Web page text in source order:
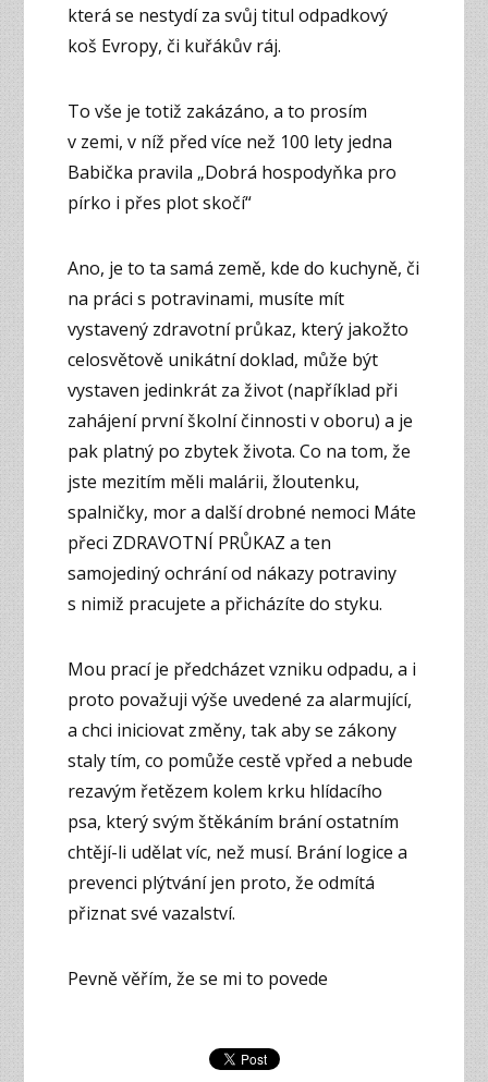
která se nestydí za svůj titul odpadkový
koš Evropy, či kuřákův ráj.
To vše je totiž zakázáno, a to prosím
v zemi, v níž před více než 100 lety jedna
Babička pravila „Dobrá hospodyňka pro
pírko i přes plot skočí“
Ano, je to ta samá země, kde do kuchyně, či
na práci s potravinami, musíte mít
vystavený zdravotní průkaz, který jakožto
celosvětově unikátní doklad, může být
vystaven jedinkrát za život (například při
zahájení první školní činnosti v oboru) a je
pak platný po zbytek života. Co na tom, že
jste mezitím měli malárii, žloutenku,
spalničky, mor a další drobné nemoci Máte
přeci ZDRAVOTNÍ PRŮKAZ a ten
samojediný ochrání od nákazy potraviny
s nimiž pracujete a přicházíte do styku.
Mou prací je předcházet vzniku odpadu, a i
proto považuji výše uvedené za alarmující,
a chci iniciovat změny, tak aby se zákony
staly tím, co pomůže cestě vpřed a nebude
rezavým řetězem kolem krku hlídacího
psa, který svým štěkáním brání ostatním
chtějí-li udělat víc, než musí. Brání logice a
prevenci plýtvání jen proto, že odmítá
přiznat své vazalství.
Pevně věřím, že se mi to povede